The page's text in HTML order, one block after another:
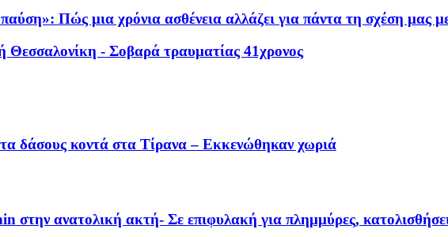
Πώς μια χρόνια ασθένεια αλλάζει για πάντα τη σχέση μας
Θεσσαλονίκη - Σοβαρά τραυματίας 41χρονος
δάσους κοντά στα Τίρανα – Εκκενώθηκαν χωριά
ανατολική ακτή- Σε επιφυλακή για πλημμύρες,